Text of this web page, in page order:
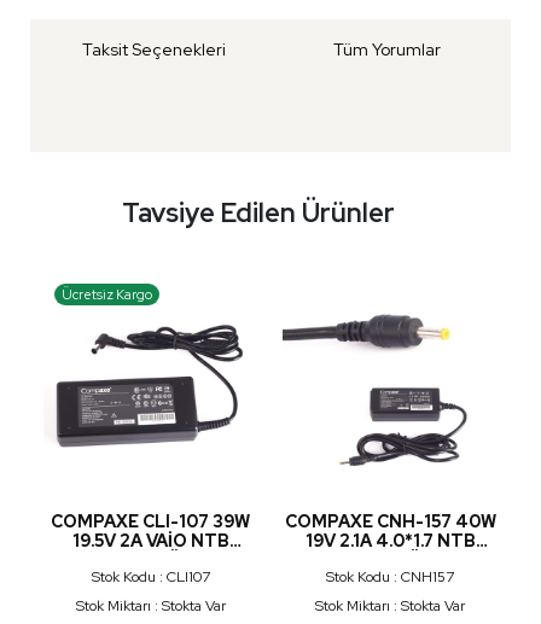
Taksit Seçenekleri Tüm Yorumlar
Tavsiye Edilen Ürünler
Ücretsiz Kargo
COMPAXE CLI-107 39W
19.5V 2A VAİO NTB
Stok Kodu : CLI107
Stok Miktarı : Stokta Var
COMPAXE CNH-157 40W
19V 2.1A 4.0*1.7 NTB
Stok Kodu : CNH157
Stok Miktarı : Stokta Var